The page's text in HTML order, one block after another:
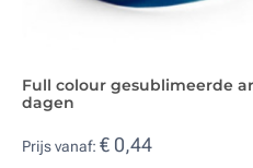
Full colour gesublimeerde
dagen
Prijs vanaf: € 0,44